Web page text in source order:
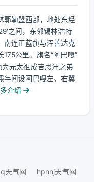
郭勒盟西部，地处东经
之间，东邻锡林浩特
南连正蓝旗与浑善达克
公里。旗名“阿巴嘎”
为元太祖成吉思汗之弟
年间设阿巴嘎左、右翼
介绍
天气网 hpnnj天气网